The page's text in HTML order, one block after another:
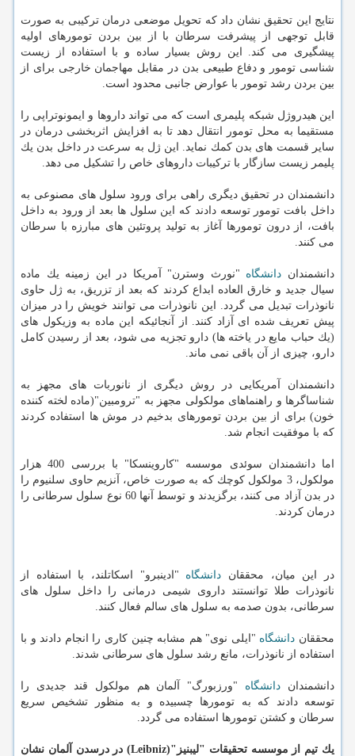
نتایج این تحقیق نشان داد كه تحویل موضعی درمان تركیبی به صورت
قابل توجهی از پیشرفت سرطان با از بین بردن تومورهای اولیه
پیشگیری می كند. این روش بسیار ساده و با استفاده از زیست
شناسی تومور و دفاع طبیعی بدن در مقابل مهاجمان خارجی برای از
بین بردن رشد تومور با عوارض جانبی محدود است.
این هیدروژل شبكه پلیمری است كه می تواند داروها و ایمونوتراپی را
مستقیما به محل تومور انتقال دهد تا به افزایش اثربخشی درمان در
سایر قسمت های بدن كمك نماید. این ژل به سرعت در داخل بدن یك
پلیمر زیست سازگار با تركیبات داروهای خاص را تشكیل می دهد.
دانشمندان در تحقیق دیگری راهی برای ورود سلول های مصنوعی به
داخل بافت تومور توسعه دادند كه این سلول ها بعد از ورود به داخل
بافت، از درون تومورها آغاز به تولید پروتئین های مبارزه با سرطان
می كنند.
دانشمندان دانشگاه "نورث وسترن" آمریكا در این زمینه یك ماده
سیال جدید و خارق العاده ابداع كردند كه بعد از تزریق، به ژل حاوی
نانوذرات تبدیل می گردد. این نانوذرات می توانند خویش را در میزان
پیش تعریف شده ای آزاد كنند. از آنجائیكه این ماده به وزیكول های
(یك حباب مایع در یاخته ها) دارو تجزیه می شود، بعد از رسیدن كامل
دارو، چیزی از آن باقی نمی ماند.
دانشمندان آمریكایی در روش دیگری از نانوربات های مجهز به
شناساگرها و راهنماهای مولكولی مجهز به "ترومبین"(ماده لخته كننده
خون) برای از بین بردن تومورهای بدخیم در موش ها استفاده كردند
كه با موفقیت انجام شد.
اما دانشمندان سوئدی موسسه "كاروینسكا" با بررسی 400 هزار
مولكول، 3 مولكول كوچك كه به صورت خاص، آنزیم حاوی سلنیوم را
در بدن آزاد می كنند، برگزیدند و توسط آنها 60 نوع سلول سرطانی را
درمان كردند.
در این میان، محققان دانشگاه "ادینبرو" اسكاتلند، با استفاده از
نانوذرات طلا توانستند داروی شیمی درمانی را داخل سلول های
سرطانی، بدون صدمه به سلول های سالم فعال كنند.
محققان دانشگاه "ایلی نوی" هم مشابه چنین كاری را انجام دادند و با
استفاده از نانوذرات، مانع رشد سلول های سرطانی شدند.
دانشمندان دانشگاه "ورزبورگ" آلمان هم مولكول قند جدیدی را
توسعه دادند كه به تومورها چسبیده و به منظور تشخیص سریع
سرطان و كشتن تومورها استفاده می گردد.
یك تیم از موسسه تحقیقات "لیبنیز"(Leibniz) در درسدن آلمان نشان